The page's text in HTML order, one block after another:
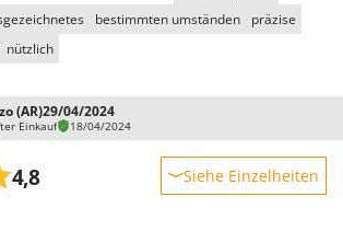
bestimmten umständen
präzise
nützlich
(AR)29/04/2024
Einkauf 18/04/2024
4,8 Siehe Einzelheiten